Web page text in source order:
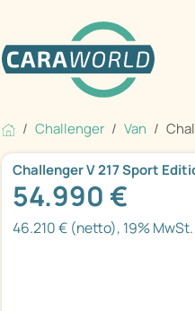
Challenger Van
Challenger V 217 Sport
54.990 €
46.210 € (netto), 19% MwSt.